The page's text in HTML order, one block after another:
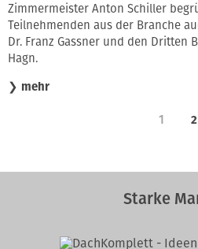
Zimmermeister Anton Schiller
Teilnehmenden aus der Branche
Dr. Franz Gassner und den Dritten
Hagn.
❯ mehr
1 2
Starke